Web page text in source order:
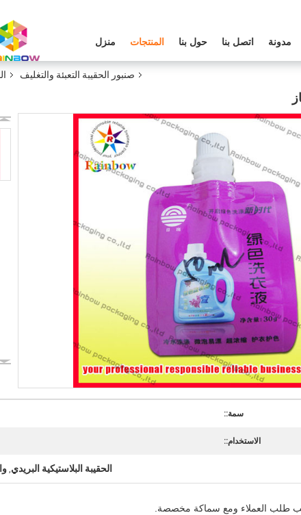
منزل المنتجات حول بنا اتصل بنا مدونة
صنبور الحقيبة التعبئة والتغليف
سمة::
الاستخدام::
الحقيبة البلاستيكية البريدي,